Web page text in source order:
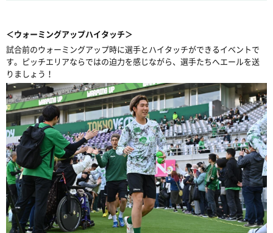
＜ウォーミングアップハイタッチ＞
試合前のウォーミングアップ時に選手とハイタッチができるイベントで
す。ピッチエリアならではの迫力を感じながら、選手たちへエールを送
りましょう！